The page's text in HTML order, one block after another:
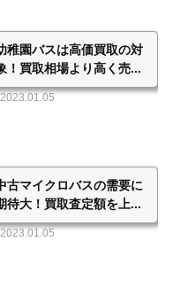
稚園バスは高価買取の対
！買取相場より高く売...
2023.01.05
古マイクロバスの需要に
待大！買取査定額を上...
2023.01.05